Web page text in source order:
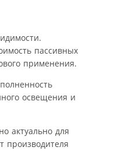
пассивных
применения.
освещения и
актуально для
производителя